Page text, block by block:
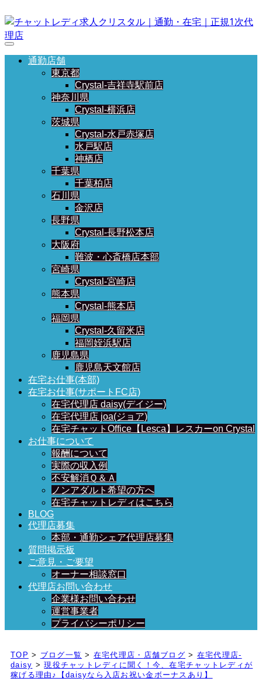
通勤店舗
東京都
Crystal-吉祥寺駅前店
神奈川県
Crystal-横浜店
茨城県
Crystal-水戸赤塚店
水戸駅店
神栖店
千葉県
千葉柏店
石川県
金沢店
長野県
Crystal-長野松本店
大阪府
難波・心斎橋店本部
宮崎県
Crystal-宮崎店
熊本県
Crystal-熊本店
福岡県
Crystal-久留米店
福岡姪浜駅店
鹿児島県
鹿児島天文館店
在宅お仕事(本部)
在宅お仕事(サポートFC店)
在宅代理店 daisy(デイジー)
在宅代理店 joa(ジョア)
在宅チャットOffice【Lesca】レスカーon Crystal
お仕事について
報酬について
実際の収入例
不安解消Ｑ＆Ａ
ノンアダルト希望の方へ
在宅チャットレディはこちら
BLOG
代理店募集
本部・通勤シェア代理店募集
質問掲示板
ご意見・ご要望
オーナー相談窓口
代理店お問い合わせ
企業様お問い合わせ
運営事業者
プライバシーポリシー
日々、ブログを更新中！
TOP > ブログ一覧 > 在宅代理店・店舗ブログ > 在宅代理店-
daisy >現役チャットレディに聞く！今、在宅チャットレディが
稼げる理由♪【daisyなら入店お祝い金ボーナスあり】